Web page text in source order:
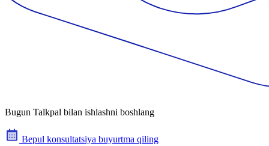
Bugun Talkpal bilan ishlashni boshlang
Bepul konsultatsiya buyurtma qiling